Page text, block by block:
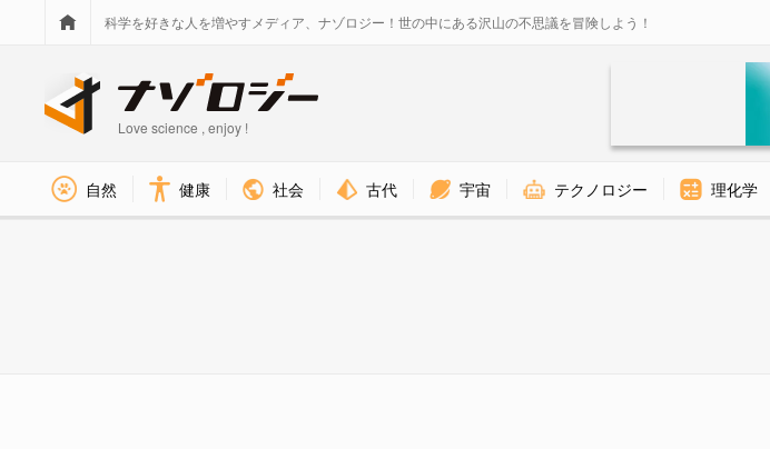
科学を好きな人を増やすメディア、ナゾロジー！世の中にある沢山の不思議を冒険しよう！
Love science , enjoy !
自然 健康 社会 古代 宇宙 テクノロジー 理化学